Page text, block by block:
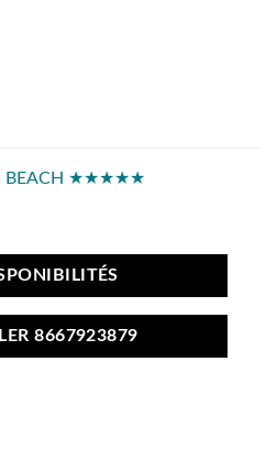
BEACH ★★★★★
8667923879